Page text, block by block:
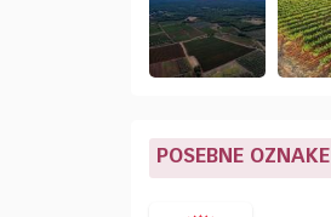
POSEBNE OZNAKE